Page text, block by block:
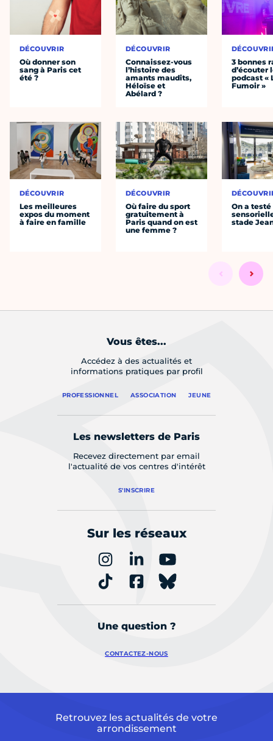
DÉCOUVRIR
Où donner son
sang à Paris cet
été ?
DÉCOUVRIR
Les meilleures
expos du moment
à faire en famille
DÉCOUVRIR
Connaissez-vous
l’histoire des
amants maudits,
Héloïse et
Abélard ?
DÉCOUVRIR
Où faire du sport
gratuitement à
Paris quand on est
une femme ?
3 bonnes
d’écouter
podcast «
Fumoir »
On a
stade
Vous êtes...
Accédez à des actualités et
informations pratiques par profil
PROFESSIONNEL ASSOCIATION JEUNE
Les newsletters de Paris
Recevez directement par email
l'actualité de vos centres d'intérêt
S'INSCRIRE
Sur les réseaux
Une question ?
CONTACTEZ-NOUS
Retrouvez les actualités de votre
arrondissement